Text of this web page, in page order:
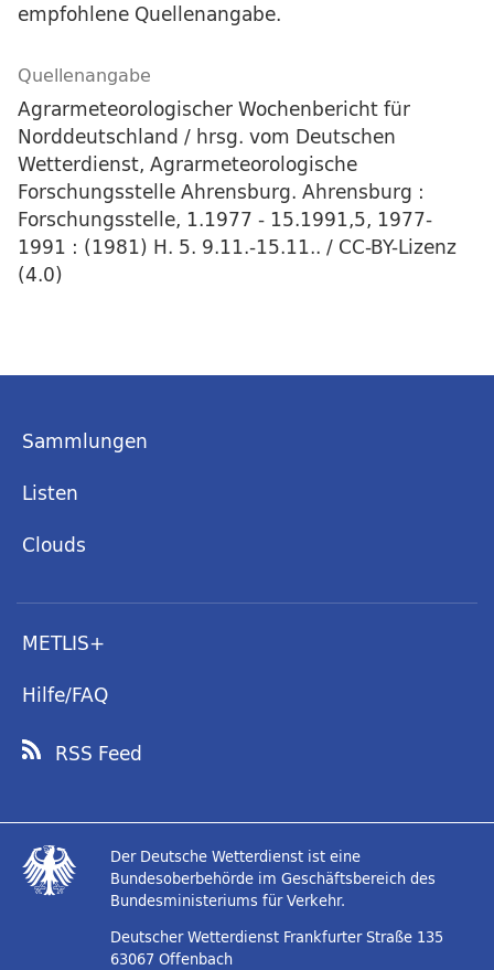
empfohlene Quellenangabe.
Quellenangabe
Agrarmeteorologischer Wochenbericht für
Norddeutschland / hrsg. vom Deutschen
Wetterdienst, Agrarmeteorologische
Forschungsstelle Ahrensburg. Ahrensburg :
Forschungsstelle, 1.1977 - 15.1991,5, 1977-
1991 : (1981) H. 5. 9.11.-15.11.. / CC-BY-Lizenz
(4.0)
Sammlungen
Listen
Clouds
METLIS+
Hilfe/FAQ
RSS Feed
Der Deutsche Wetterdienst ist eine
Bundesoberbehörde im Geschäftsbereich des
Bundesministeriums für Verkehr.
Deutscher Wetterdienst Frankfurter Straße 135
63067 Offenbach